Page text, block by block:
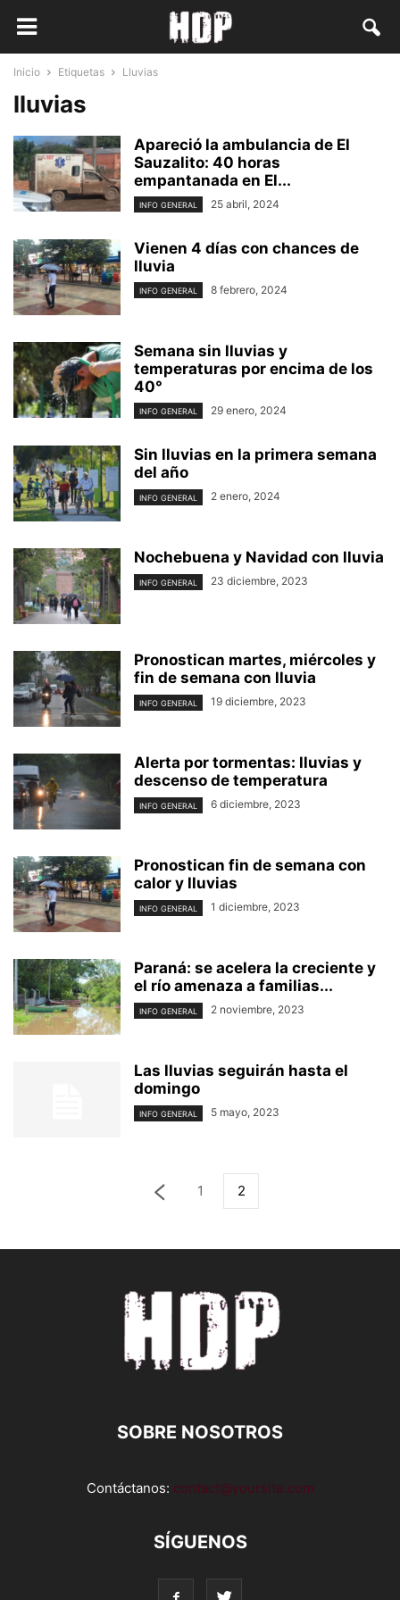
Inicio Etiquetas Lluvias
lluvias
Apareció la ambulancia de El
Sauzalito: 40 horas
empantanada en El...
INFO GENERAL 25 abril, 2024
Vienen 4 días con chances de
lluvia
INFO GENERAL 8 febrero, 2024
Semana sin lluvias y
temperaturas por encima de los
40°
INFO GENERAL 29 enero, 2024
Sin lluvias en la primera semana
del año
INFO GENERAL 2 enero, 2024
Nochebuena y Navidad con lluvia
INFO GENERAL 23 diciembre, 2023
Pronostican martes, miércoles y
fin de semana con lluvia
INFO GENERAL 19 diciembre, 2023
Alerta por tormentas: lluvias y
descenso de temperatura
INFO GENERAL 6 diciembre, 2023
Pronostican fin de semana con
calor y lluvias
INFO GENERAL 1 diciembre, 2023
Paraná: se acelera la creciente y
el río amenaza a familias...
INFO GENERAL 2 noviembre, 2023
Las lluvias seguirán hasta el
domingo
INFO GENERAL 5 mayo, 2023
1 2
SOBRE NOSOTROS
Contáctanos: contact@yoursite.com
SÍGUENOS